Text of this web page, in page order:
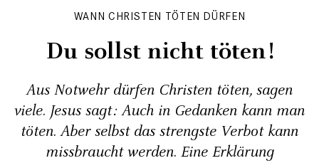
WANN CHRISTEN TÖTEN DÜRFEN
Du sollst nicht töten!
Aus Notwehr dürfen Christen töten, sagen
viele. Jesus sagt: Auch in Gedanken kann man
töten. Aber selbst das strengste Verbot kann
missbraucht werden. Eine Erklärung